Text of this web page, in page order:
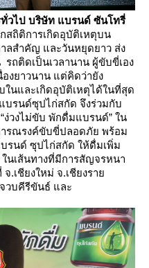
วไป บริษัท แบรนด์ ซันโทรี่
กสถิติการเกิดอุบัติเหตุบน
ลสำคัญ และวันหยุดยาว ส่ง
ถติดเป็นเวลานาน ผู้ขับขี่เอง
งยาวนาน แต่คิดว่ายัง
นและเกิดอุบัติเหตุได้ในที่สุด
บรนด์ซุปไก่สกัด จึงร่วมกับ
ง่วงไม่ขับ พักดื่มแบรนด์” ใน
ารณรงค์ขับขี่ปลอดภัย พร้อม
รนด์ ซุปไก่สกัด ให้ดื่มเพิ่ม
นเส้นทางที่มีการสัญจรหนา
.เชียงใหม่ จ.เชียงรา
วบคีรีขันธ์ และ